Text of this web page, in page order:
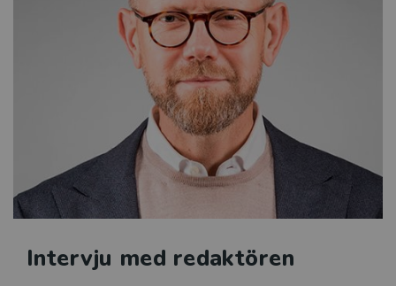
offentliga förvaltningen, är tänkt som en introduktion i
Intervju med redaktören